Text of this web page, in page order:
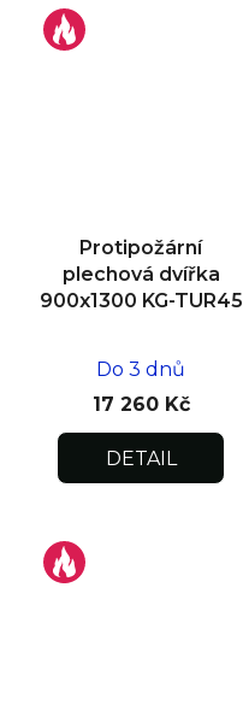
Protipožární
plechová dvířka
900x1300 KG-TUR45
Do 3 dnů
17 260 Kč
DETAIL